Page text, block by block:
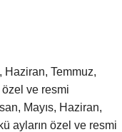
Haziran, Temmuz,
ve resmi
Mayıs, Haziran,
ayların özel ve resmi